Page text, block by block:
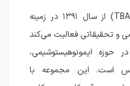
شرکت تشخیص بافت آراژن (TBA) از سال ۱۳۹۱ در زمینه
و تحقیقاتی فعالیت می‌کند
حوزه ایمونوهیستوشیمی،
است. این مجموعه با